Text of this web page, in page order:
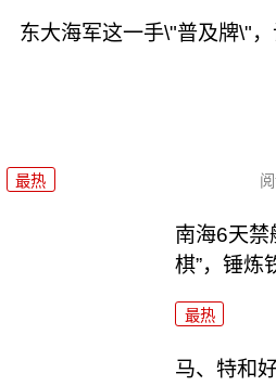
东大海军这一手\"普及牌\"，
最热
南海6天禁
棋”，锤炼
最热
马、特和